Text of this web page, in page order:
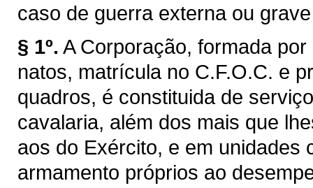
caso de guerra externa ou
§ 1º. A Corporação, formada
natos, matrícula no C.F.O.C. e
quadros, é constituida de
cavalaria, além dos mais que
aos do Exército, e em unidades
armamento próprios ao